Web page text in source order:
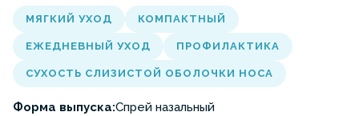
МЯГКИЙ УХОД КОМПАКТНЫЙ
ЕЖЕДНЕВНЫЙ УХОД ПРОФИЛАКТИКА
СУХОСТЬ СЛИЗИСТОЙ ОБОЛОЧКИ НОСА
Форма выпуска:Спрей назальный